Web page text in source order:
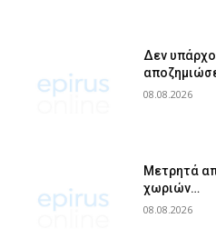
Δεν
08.08.2026
Μετρητά
χωριών…
08.08.2026